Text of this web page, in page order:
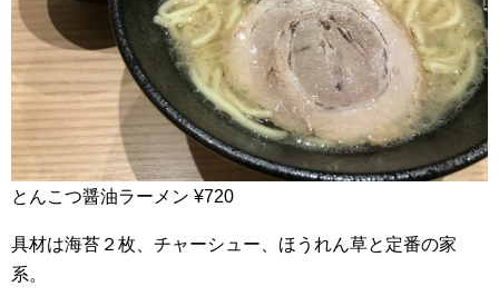
とんこつ醤油ラーメン ¥720
具材は海苔２枚、チャーシュー、ほうれん草と定番の家
系。